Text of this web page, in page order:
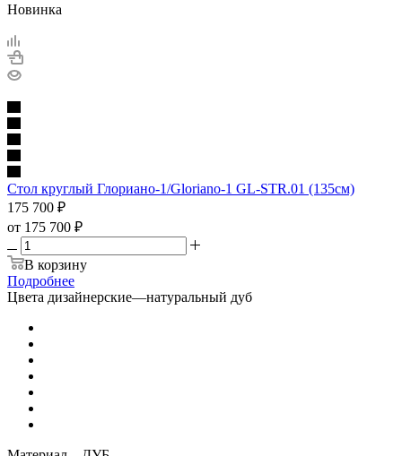
Новинка
Стол круглый Глориано-1/Gloriano-1 GL-STR.01 (135см)
175 700 ₽
от 175 700 ₽
В корзину
Подробнее
Цвета дизайнерские—натуральный дуб